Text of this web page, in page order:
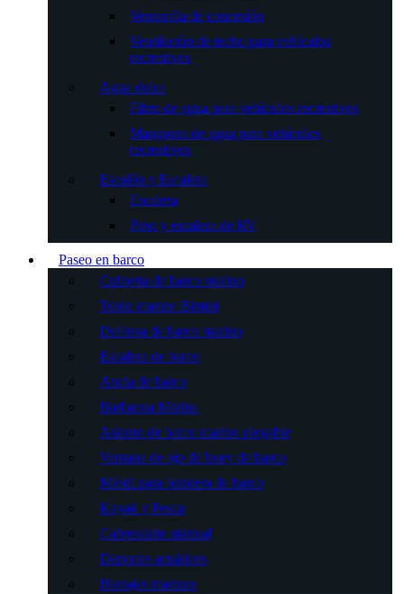
Ventanilla de concesión
Ventilación de techo para vehículos
recreativos
Agua dulce
Filtro de agua para vehículos recreativos
Manguera de agua para vehículos
recreativos
Escalón y Escalera
Escalera
Paso y escalera de RV
Paseo en barco
Cubierta de barco marino
Toldo marino Bimini
Defensa de barco marino
Escalera de barco
Ancla de barco
Barbacoa Marina
Asiento de barco marino plegable
Ventana de ojo de buey de barco
Mástil para bandera de barco
Kayak y Pesca
Cabrestante manual
Deportes acuáticos
Herrajes marinos